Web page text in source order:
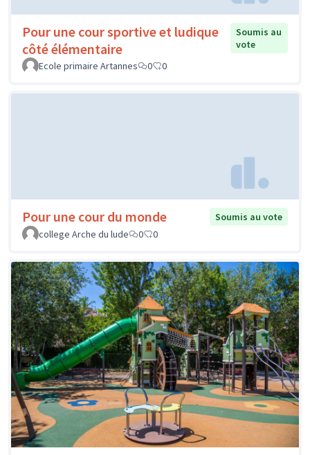
Pour une cour sportive et ludique
côté élémentaire
Soumis au
vote
Ecole primaire Artannes
0 0
Pour une cour du monde
Soumis au vote
college Arche du lude
0 0